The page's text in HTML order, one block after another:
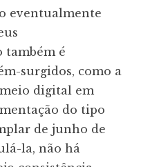
eventualmente
também é
surgidos, como a
digital em
do tipo
de junho de
la, não há